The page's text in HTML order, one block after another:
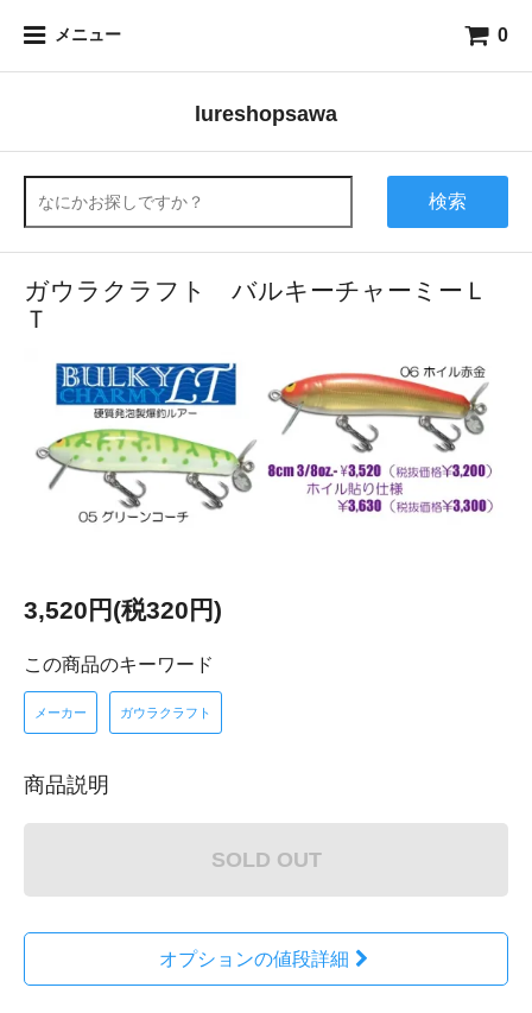
メニュー 0
lureshopsawa
検索
ガウラクラフト バルキーチャーミーＬ
Ｔ
3,520円(税320円)
この商品のキーワード
メーカー ガウラクラフト
商品説明
SOLD OUT
オプションの値段詳細